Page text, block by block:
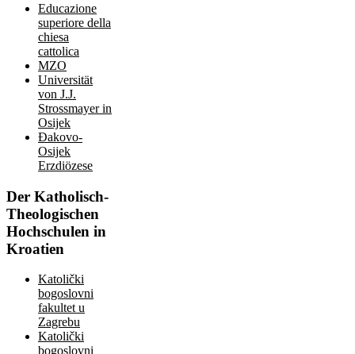
Educazione
superiore della
chiesa
cattolica
MZO
Universität
von J.J.
Strossmayer in
Osijek
Đakovo-
Osijek
Erzdiözese
Der Katholisch-
Theologischen
Hochschulen in
Kroatien
Katolički
bogoslovni
fakultet u
Zagrebu
Katolički
bogoslovni